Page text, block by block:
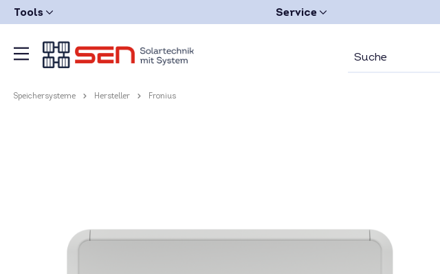
Tools Service
Speichersysteme Hersteller Fronius